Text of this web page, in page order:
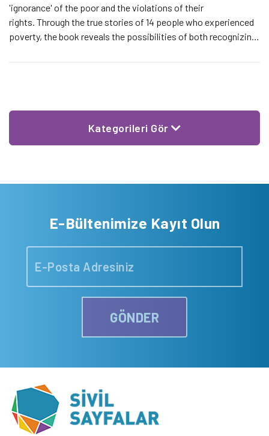
'ignorance' of the poor and the violations of their
rights. Through the true stories of 14 people who experienced
poverty, the book reveals the possibilities of both recognizing
rights-based understanding and sustainable policies by
Kategorileri Gör
E-Bültenimize Kayıt Olun
GÖNDER